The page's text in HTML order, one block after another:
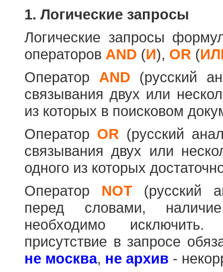
1. Логические запросы
Логические запросы
операторов AND (И), OR (
Оператор AND (русский
связывания двух или
из которых в поисковом
Оператор OR (русский
связывания двух или
одного из которых
Оператор NOT(русский
перед словами,
необходимо
присутствие в запросе
не москва, не архив -